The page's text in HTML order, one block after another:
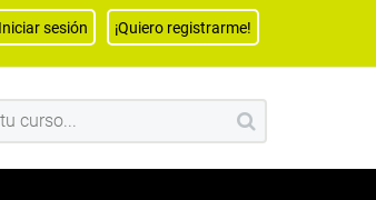
Iniciar sesión ¡Quiero registrarme!